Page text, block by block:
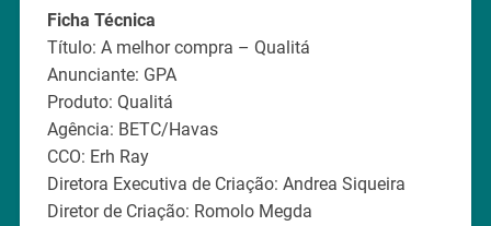
Ficha Técnica
Título: A melhor compra – Qualitá
Anunciante: GPA
Produto: Qualitá
Agência: BETC/Havas
CCO: Erh Ray
Diretora Executiva de Criação: Andrea Siqueira
Diretor de Criação: Romolo Megda